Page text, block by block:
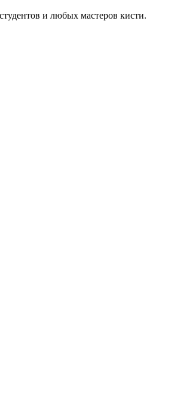
и любых мастеров кисти.